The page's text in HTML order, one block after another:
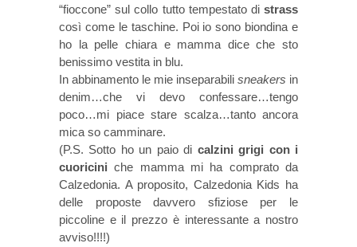
“fioccone” sul collo tutto tempestato di strass
così come le taschine. Poi io sono biondina e
ho la pelle chiara e mamma dice che sto
benissimo vestita in blu.
In abbinamento le mie inseparabili sneakers in
denim…che vi devo confessare…tengo
poco…mi piace stare scalza…tanto ancora
mica so camminare.
(P.S. Sotto ho un paio di calzini grigi con i
cuoricini che mamma mi ha comprato da
Calzedonia. A proposito, Calzedonia Kids ha
delle proposte davvero sfiziose per le
piccoline e il prezzo è interessante a nostro
avviso!!!!)